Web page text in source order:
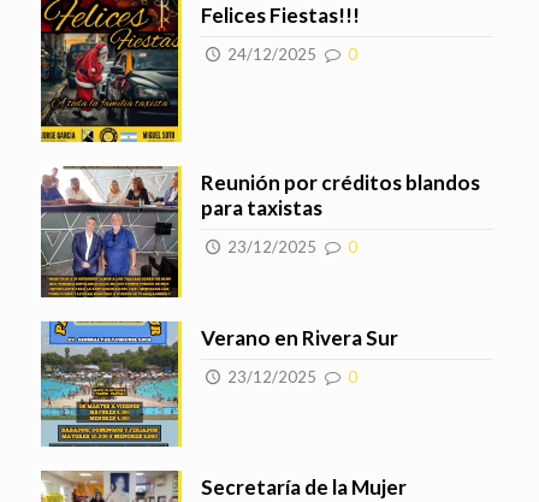
Felices Fiestas!!!
24/12/2025 0
Reunión por créditos blandos
para taxistas
23/12/2025 0
Verano en Rivera Sur
23/12/2025 0
Secretaría de la Mujer